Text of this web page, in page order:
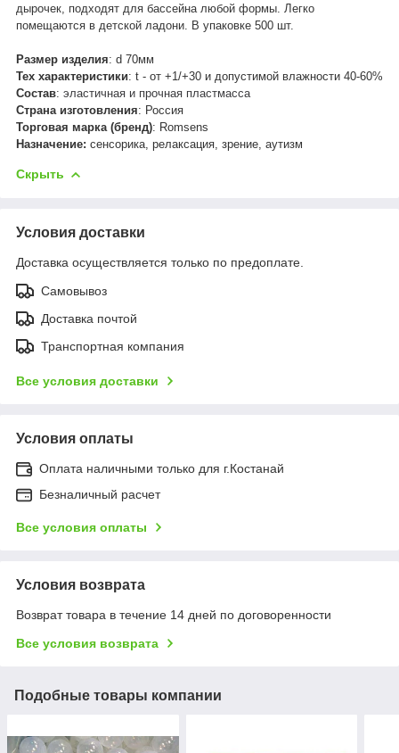
дырочек, подходят для бассейна любой формы. Легко
помещаются в детской ладони. В упаковке 500 шт.
Размер изделия: d 70мм
Тех характеристики: t - от +1/+30 и допустимой влажности 40-60%
Состав: эла­стич­ная и проч­ная пластмасса
Страна изготовления: Россия
Торговая марка (бренд): Romsens
Назначение: сенсорика, релаксация, зрение, аутизм
Скрыть
Условия доставки
Доставка осуществляется только по предоплате.
Самовывоз
Доставка почтой
Транспортная компания
Все условия доставки
Условия оплаты
Оплата наличными только для г.Костанай
Безналичный расчет
Все условия оплаты
Условия возврата
Возврат товара в течение 14 дней по договоренности
Все условия возврата
Подобные товары компании